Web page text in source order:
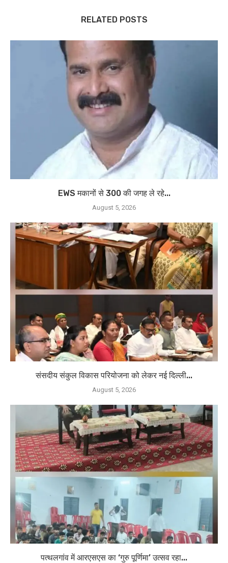
RELATED POSTS
EWS मकानों से 300 की जगह ले रहे...
August 5, 2026
संसदीय संकुल विकास परियोजना को लेकर नई दिल्ली...
August 5, 2026
पत्थलगांव में आरएसएस का ‘गुरु पूर्णिमा’ उत्सव रहा...